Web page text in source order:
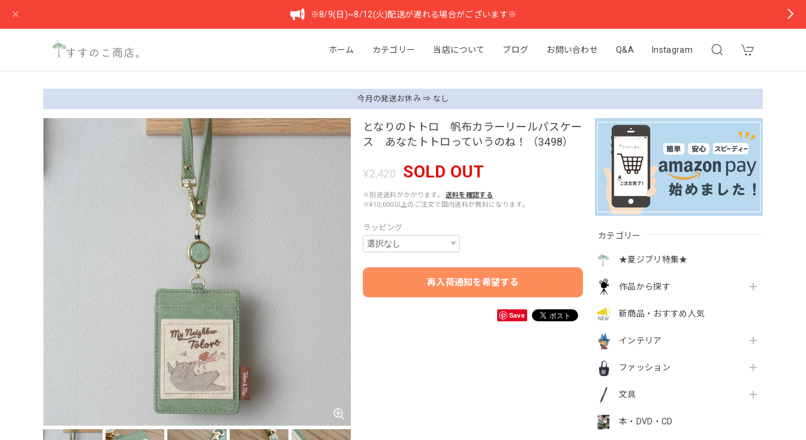
※8/9(日)~8/12(火)配送が遅れる場合がございます※
ホーム カテゴリー 当店について ブログ お問い合わせ Q&A Instagram
今月の発送お休み ⇒ なし
カテゴリー
★夏ジブリ特集★
作品から探す
新商品・おすすめ人気
インテリア
ファッション
文具
本・DVD・CD
となりのトトロ 帆布カラーリールパスケー
ス あなたトトロっていうのね！（3498）
¥2,420 SOLD OUT
※別途送料がかかります。
送料を確認する
※¥10,000以上のご注文で国内送料が無料になります。
ラッピング
再入荷通知を希望する
Save